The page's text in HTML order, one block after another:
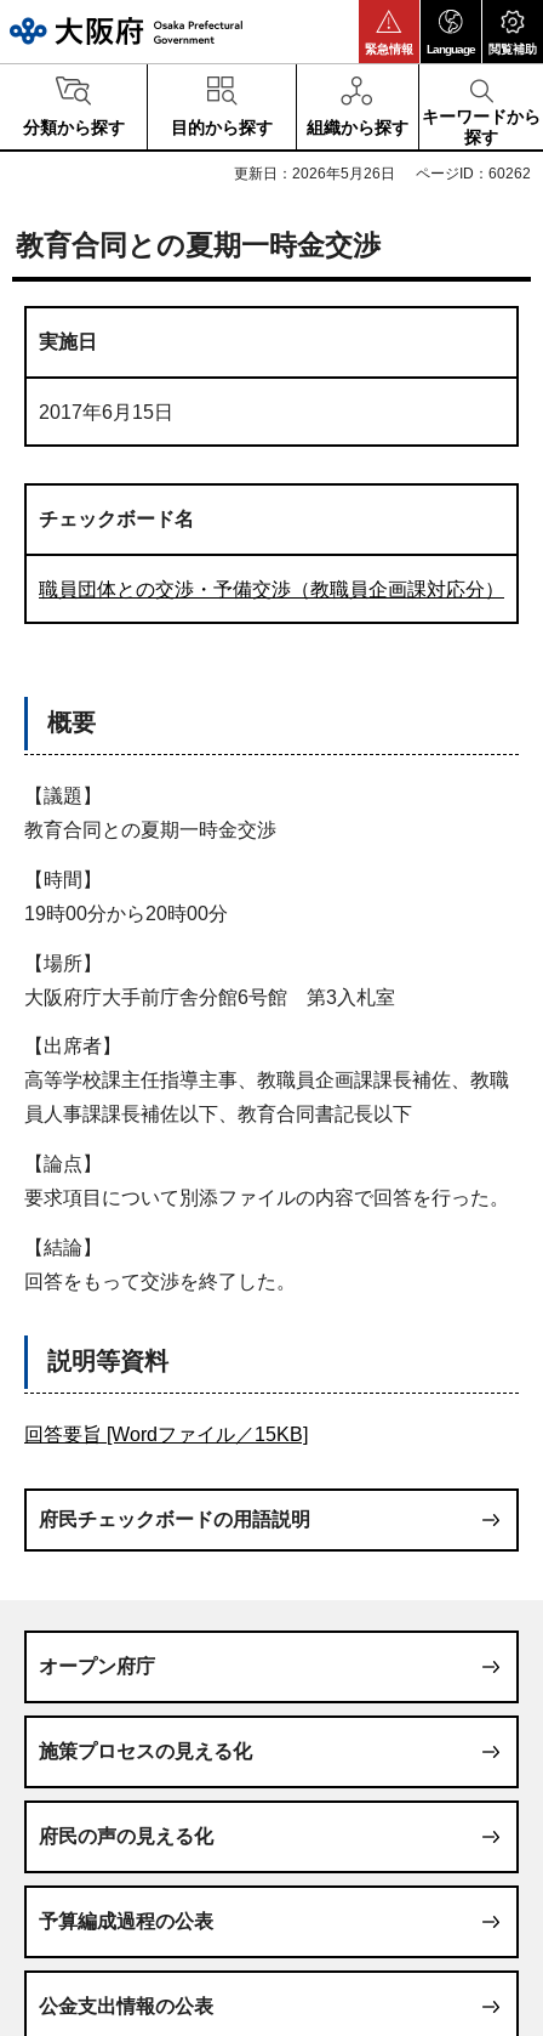
緊急情報 Language 閲覧補助
分類から探す 目的から探す 組織から探す
キーワードから
探す
更新日：2026年5月26日 ページID：60262
教育合同との夏期一時金交渉
実施日
2017年6月15日
チェックボード名
職員団体との交渉・予備交渉（教職員企画課対応分）
概要
【議題】
教育合同との夏期一時金交渉
【時間】
19時00分から20時00分
【場所】
大阪府庁大手前庁舎分館6号館 第3入札室
【出席者】
高等学校課主任指導主事、教職員企画課課長補佐、教職
員人事課課長補佐以下、教育合同書記長以下
【論点】
要求項目について別添ファイルの内容で回答を行った。
【結論】
回答をもって交渉を終了した。
説明等資料
回答要旨 [Wordファイル／15KB]
府民チェックボードの用語説明
オープン府庁
施策プロセスの見える化
府民の声の見える化
予算編成過程の公表
公金支出情報の公表